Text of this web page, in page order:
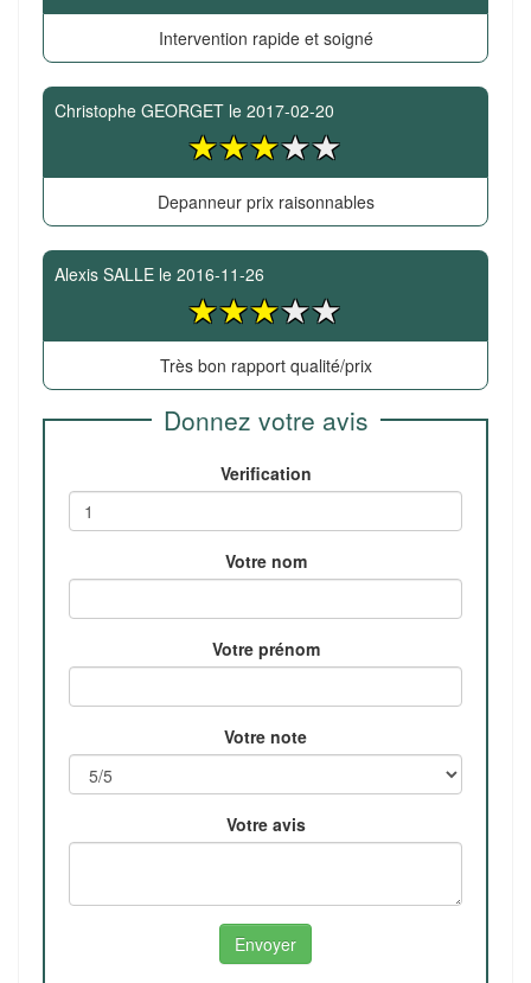
Intervention rapide et soigné
Christophe GEORGET le 2017-02-20
Depanneur prix raisonnables
Alexis SALLE le 2016-11-26
Très bon rapport qualité/prix
Donnez votre avis
Verification
Votre nom
Votre prénom
Votre note
Votre avis